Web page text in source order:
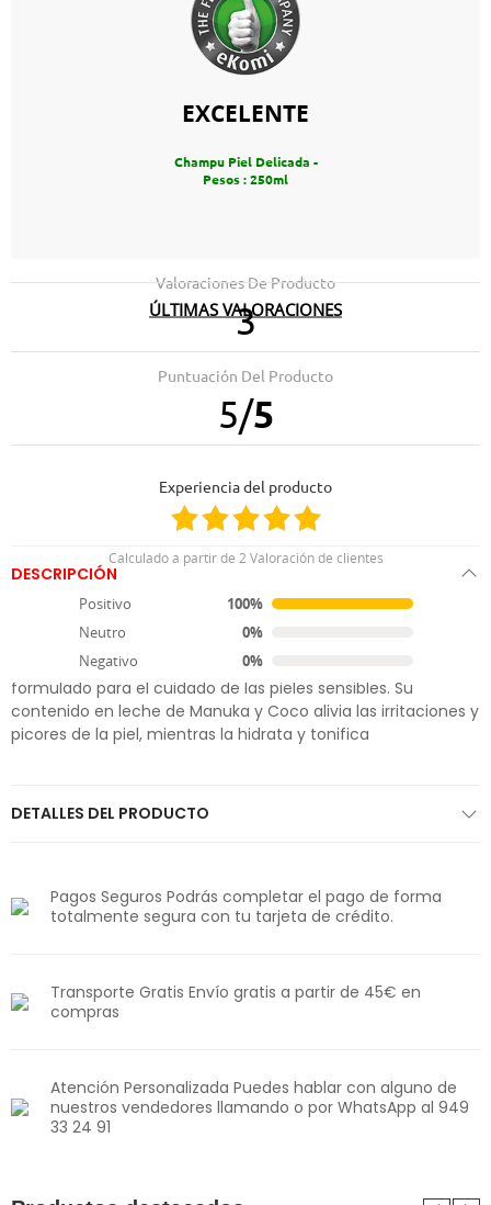
EXCELENTE
Champu Piel Delicada -
Pesos : 250ml
Valoraciones De Producto
3
Puntuación Del Producto
5/5
Experiencia del producto
Calculado a partir de 2 Valoración de clientes
Positivo
100%
Neutro
0%
Negativo
0%
ÚLTIMAS VALORACIONES
La esta iendo muy bien🤍🤍🤍
DESCRIPCIÓN
Champú Piel Delicada 250ml
Champú para la higiene de los perros especialmente
formulado para el cuidado de las pieles sensibles. Su
contenido en leche de Manuka y Coco alivia las irritaciones y
picores de la piel, mientras la hidrata y tonifica
DETALLES DEL PRODUCTO
Pagos Seguros Podrás completar el pago de forma
totalmente segura con tu tarjeta de crédito.
Transporte Gratis Envío gratis a partir de 45€ en
compras
Atención Personalizada Puedes hablar con alguno de
nuestros vendedores llamando o por WhatsApp al 949
33 24 91